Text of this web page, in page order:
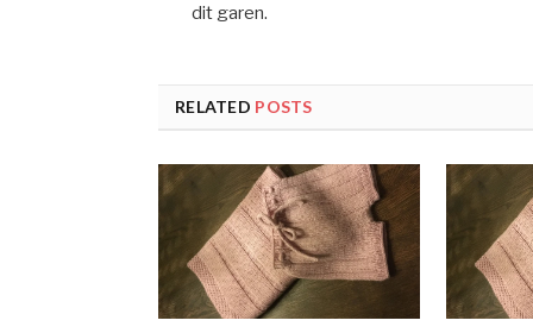
dit garen.
RELATED POSTS